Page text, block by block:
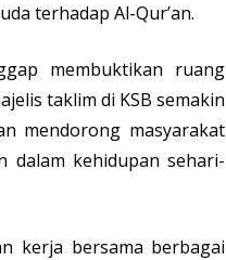
terhadap Al-Qur’an.
membuktikan ruang
taklim di KSB semakin
mendorong masyarakat
dalam kehidupan sehari-
kerja bersama berbagai